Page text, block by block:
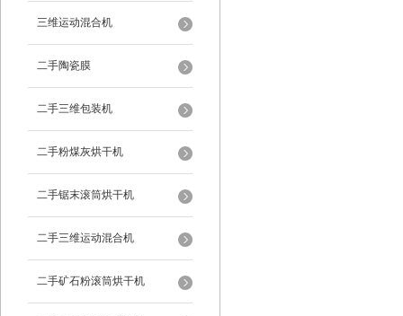
三维运动混合机
二手陶瓷膜
二手三维包装机
二手粉煤灰烘干机
二手锯末滚筒烘干机
二手三维运动混合机
二手矿石粉滚筒烘干机